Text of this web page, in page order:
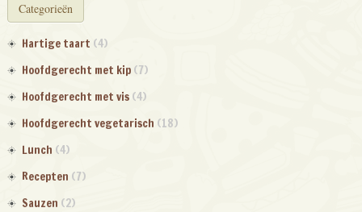
Categorieën
Hartige taart (4)
Hoofdgerecht met kip(7)
Hoofdgerecht met vis(4)
Hoofdgerecht vegetarisch (18)
Lunch (4)
Recepten (7)
Sauzen (2)